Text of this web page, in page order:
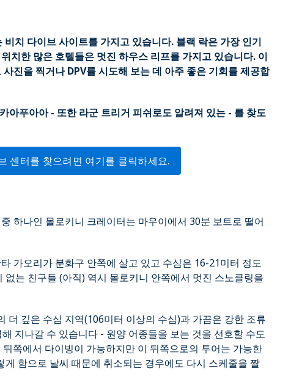
치 다이브 사이트를 가지고 있습니다. 블랙 락은 가장 인기
치한 많은 호텔들은 멋진 하우스 리프를 가지고 있습니다. 이
진을 찍거나 DPV를 시도해 보는 데 아주 좋은 기회를 제공합
아푸아아 - 또한 라군 트리거 피쉬로도 알려져 있는 - 를 찾도
센터를 찾으려면 여기를 클릭하세요.
하나인 몰로키니 크레이터는 마우이에서 30분 보트로 떨어
가오리가 분화구 안쪽에 살고 있고 수심은 16-21미터 정도
는 친구들 (아직) 역시 몰로키니 안쪽에서 멋진 스노클링을
더 깊은 수심 지역(106미터 이상의 수심)과 가끔은 강한 조류
지나갈 수 있습니다 - 원양 어종들을 보는 것을 선호할 수도
쪽에서 다이빙이 가능하지만 이 뒤쪽으로의 투어는 가능한
게 함으로 날씨 때문에 취소되는 경우에도 다시 스케줄을 짤